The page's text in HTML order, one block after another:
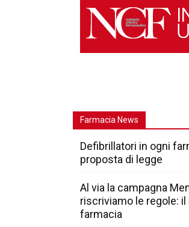
Farmacia News
Defibrillatori in ogni
proposta di legge
Al via la campagna
riscriviamo le regole: il
farmacia